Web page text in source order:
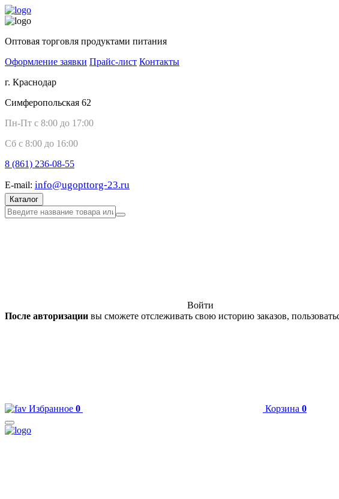
Оптовая торговля продуктами питания
Оформление заявки Прайс-лист Контакты
г. Краснодар
Симферопольская 62
Пн-Пт с 8:00 до 17:00
Сб с 8:00 до 16:00
8 (861) 236-08-55
E-mail: info@ugopttorg-23.ru
Каталог
Войти
После авторизации вы сможете отслеживать свою историю заказов,
Избранное 0 Корзина 0